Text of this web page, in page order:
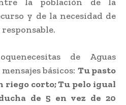
y de la necesidad de
de Aguas
básicos: Tu pasto
riego corto; Tu pelo igual
de 5 en vez de 20